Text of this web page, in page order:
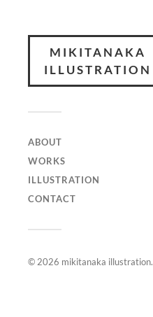
MIKITANAKA
ILLUSTRATION
ABOUT
WORKS
ILLUSTRATION
CONTACT
© 2026 mikitanaka illustration.